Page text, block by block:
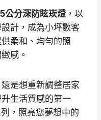
公分深防眩崁燈，以
計，成為小坪數客
柔和、均勻的照
感。
是想重新調整居家
生活質感的第一
，照亮您夢想中的